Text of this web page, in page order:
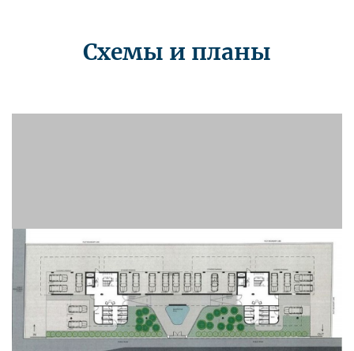
Схемы и планы